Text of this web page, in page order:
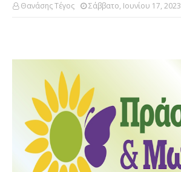
Θανάσης Τέγος Σάββατο, Ιουνίου 17, 2023